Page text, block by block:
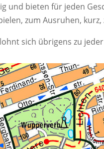
und bieten für jeden
zum Ausruhen,
sich übrigens zu jeder